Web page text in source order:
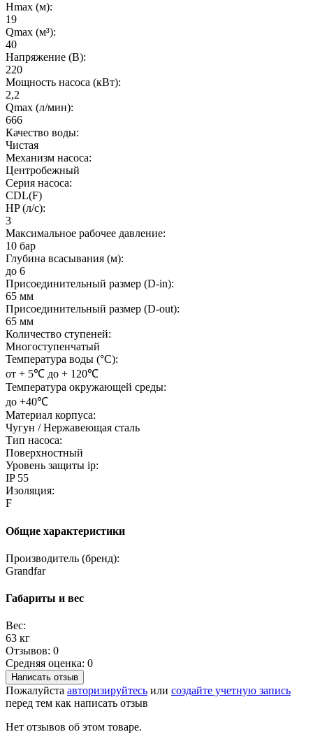
Hmax (м):
19
Qmax (м³):
40
Напряжение (В):
220
Мощность насоса (кВт):
2,2
Qmax (л/мин):
666
Качество воды:
Чистая
Механизм насоса:
Центробежный
Серия насоса:
CDL(F)
HP (л/с):
3
Максимальное рабочее давление:
10 бар
Глубина всасывания (м):
до 6
Присоединительный размер (D-in):
65 мм
Присоединительный размер (D-out):
65 мм
Количество ступеней:
Многоступенчатый
Температура воды (°C):
от + 5℃ до + 120℃
Температура окружающей среды:
до +40℃
Материал корпуса:
Чугун / Нержавеющая сталь
Тип насоса:
Поверхностный
Уровень защиты ip:
IP 55
Изоляция:
F
Общие характеристики
Производитель (бренд):
Grandfar
Габариты и вес
Вес:
63 кг
Отзывов: 0
Средняя оценка: 0
Написать отзыв
Пожалуйста авторизируйтесь или создайте учетную запись
перед тем как написать отзыв
Нет отзывов об этом товаре.